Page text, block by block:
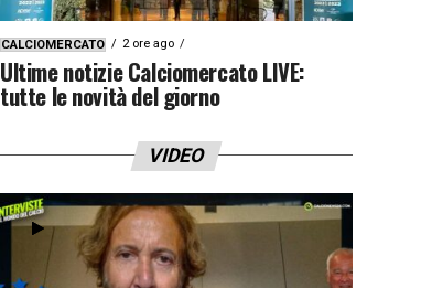
CALCIOMERCATO 2 ore ago
Ultime notizie Calciomercato LIVE:
tutte le novità del giorno
VIDEO